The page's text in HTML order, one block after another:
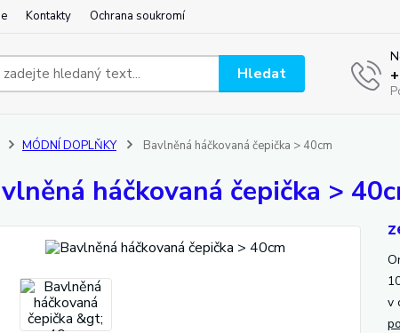
Kontakty Ochrana soukromí
Hledat
MÓDNÍ DOPLŇKY Bavlněná háčkovaná čepička > 40cm
háčkovaná čepička >
v